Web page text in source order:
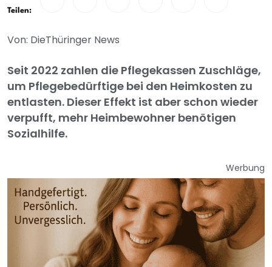
Teilen:
Von: DieThüringer News
Seit 2022 zahlen die Pflegekassen Zuschläge,
um Pflegebedürftige bei den Heimkosten zu
entlasten. Dieser Effekt ist aber schon wieder
verpufft, mehr Heimbewohner benötigen
Sozialhilfe.
Werbung